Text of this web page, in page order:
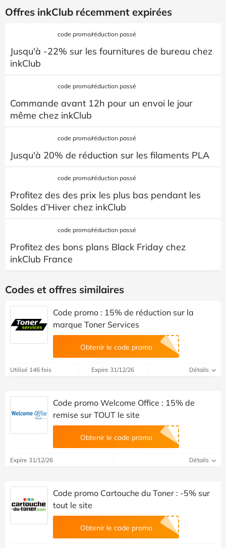
Offres inkClub récemment expirées
code promo/réduction passé
Jusqu'à -22% sur les fournitures de bureau chez
inkClub
code promo/réduction passé
Commande avant 12h pour un envoi le jour
même chez inkClub
code promo/réduction passé
Jusqu'à 20% de réduction sur les filaments PLA
code promo/réduction passé
Profitez des des prix les plus bas pendant les
Soldes d’Hiver chez inkClub
code promo/réduction passé
Profitez des bons plans Black Friday chez
inkClub France
Codes et offres similaires
Code promo : 15% de réduction sur la
marque Toner Services
Obtenir le code promo
Utilisé 146 fois Expire 31/12/26 Détails
Code promo Welcome Office : 15% de
remise sur TOUT le site
Obtenir le code promo
Expire 31/12/26 Détails
Code promo Cartouche du Toner : -5% sur
tout le site
Obtenir le code promo